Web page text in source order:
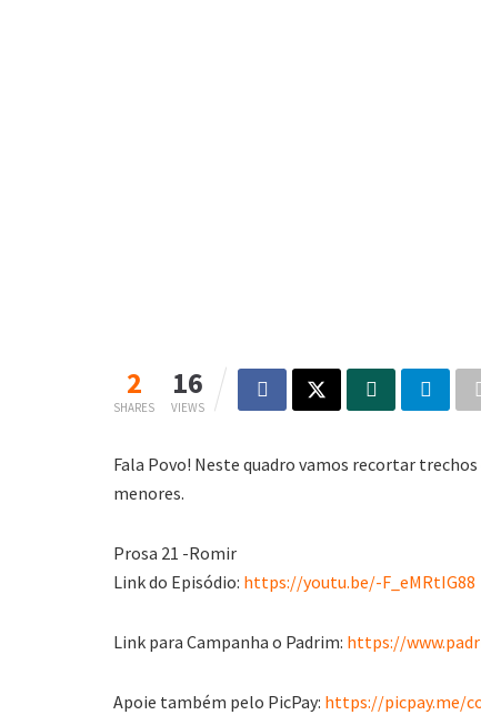
2
SHARES
16
VIEWS
Fala Povo! Neste quadro vamos recortar
menores.
Prosa 21 -Romir
Link do Episódio: https://youtu.be/-F_eMRtIG88
Link para Campanha o Padrim: https://
Apoie também pelo PicPay: https://picpay.me/